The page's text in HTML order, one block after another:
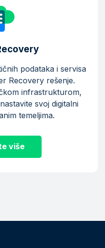
podataka i servisa
Recovery rešenje.
infrastrukturom,
svoj digitalni
temeljima.
više